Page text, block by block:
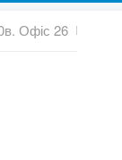
Офіс 26